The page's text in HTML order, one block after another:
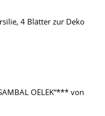
4 Blätter zur Deko
OELEK“*** von